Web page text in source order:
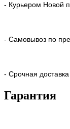
- Курьером Новой
- Самовывоз по
- Срочная
Гарантия